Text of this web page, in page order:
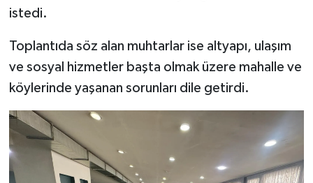
istedi.
Toplantıda söz alan muhtarlar ise altyapı, ulaşım
ve sosyal hizmetler başta olmak üzere mahalle ve
köylerinde yaşanan sorunları dile getirdi.